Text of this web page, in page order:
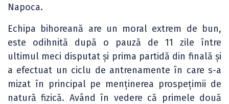
Napoca.
Echipa bihoreană are un moral extrem de bun,
este odihnită după o pauză de 11 zile între
ultimul meci disputat și prima partidă din finală și
a efectuat un ciclu de antrenamente în care s-a
mizat în principal pe menținerea prospețimii de
natură fizică. Având în vedere că primele două